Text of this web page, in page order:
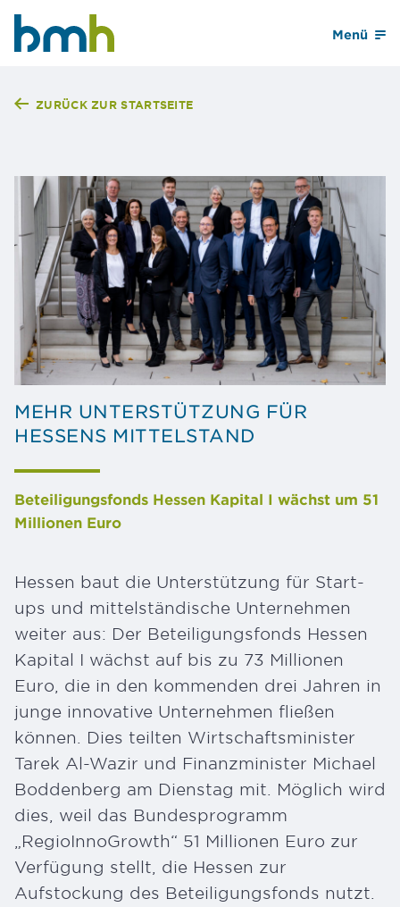
BMH Hessen
Menü
ZURÜCK ZUR STARTSEITE
MEHR UNTERSTÜTZUNG FÜR
HESSENS MITTELSTAND
Beteiligungsfonds Hessen Kapital I wächst um 51
Millionen Euro
Hessen baut die Unterstützung für Start-
ups und mittelständische Unternehmen
weiter aus: Der Beteiligungsfonds Hessen
Kapital I wächst auf bis zu 73 Millionen
Euro, die in den kommenden drei Jahren in
junge innovative Unternehmen fließen
können. Dies teilten Wirtschaftsminister
Tarek Al-Wazir und Finanzminister Michael
Boddenberg am Dienstag mit. Möglich wird
dies, weil das Bundesprogramm
„RegioInnoGrowth“ 51 Millionen Euro zur
Verfügung stellt, die Hessen zur
Aufstockung des Beteiligungsfonds nutzt.